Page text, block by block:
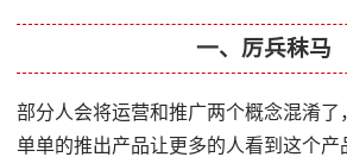
一、厉兵秣马
部分人会将运营和推广两个概念混淆了
单单的推出产品让更多的人看到这个产